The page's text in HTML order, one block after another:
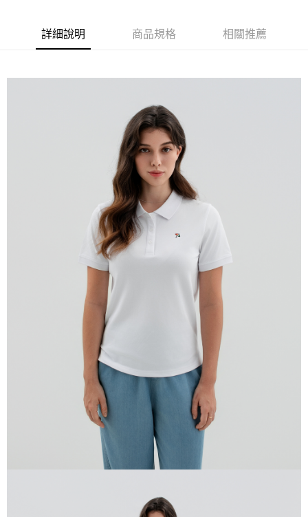
每筆NT$120，滿NT$1,500(含以上)免運費
詳細說明 商品規格 相關推薦